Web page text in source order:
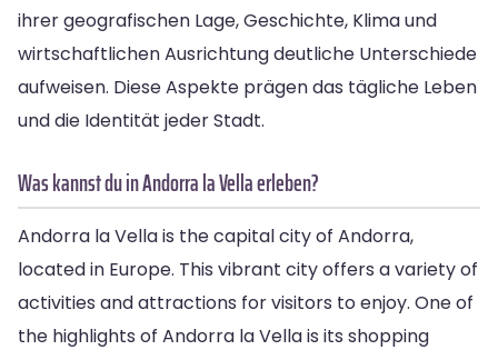
ihrer geografischen Lage, Geschichte, Klima und
wirtschaftlichen Ausrichtung deutliche Unterschiede
aufweisen. Diese Aspekte prägen das tägliche Leben
und die Identität jeder Stadt.
Was kannst du in Andorra la Vella erleben?
Andorra la Vella is the capital city of Andorra,
located in Europe. This vibrant city offers a variety of
activities and attractions for visitors to enjoy. One of
the highlights of Andorra la Vella is its shopping